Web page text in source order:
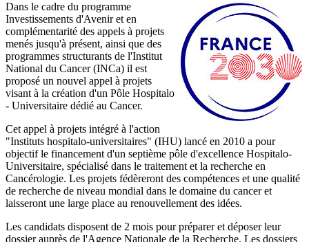
Dans le cadre du programme
Investissements d'Avenir et en
complémentarité des appels à projets
menés jusqu'à présent, ainsi que des
programmes structurants de l'Institut
National du Cancer (INCa) il est
proposé un nouvel appel à projets
visant à la création d'un Pôle Hospitalo
- Universitaire dédié au Cancer.
Cet appel à projets intégré à l'action
"Instituts hospitalo-universitaires" (IHU) lancé en 2010 a pour
objectif le financement d'un septième pôle d'excellence Hospitalo-
Universitaire, spécialisé dans le traitement et la recherche en
Cancérologie. Les projets fédèreront des compétences et une qualité
de recherche de niveau mondial dans le domaine du cancer et
laisseront une large place au renouvellement des idées.
Les candidats disposent de 2 mois pour préparer et déposer leur
dossier auprès de l'Agence Nationale de la Recherche. Les dossiers